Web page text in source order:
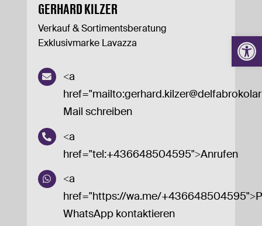
GERHARD KILZER
Verkauf & Sortimentsberatung
Exklusivmarke Lavazza
<a
href="mailto:
Mail schreiben
<a
href="tel:+436648504595">Anrufen
<a
href="https://wa.me/
WhatsApp kontaktieren